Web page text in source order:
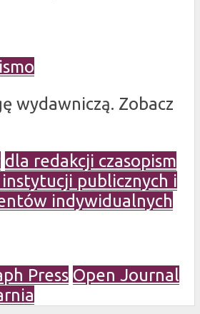
wydawniczą. Zobacz
dla redakcji czasopism
publicznych i
indywidualnych
Press Open Journal